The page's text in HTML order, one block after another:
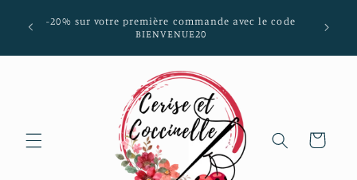
au
-20% sur votre première commande avec le code
BIENVENUE20
Panier